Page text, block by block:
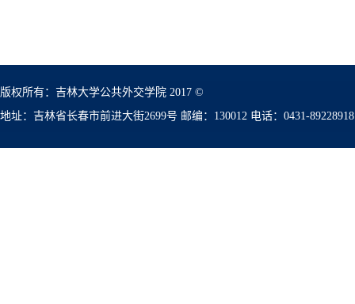
版权所有：吉林大学公共外交学院 2017 ©
地址：吉林省长春市前进大街2699号 邮编：130012 电话：0431-89228918